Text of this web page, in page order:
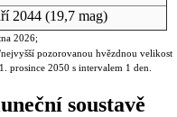
2044(19,7 mag)
2026;
pozorovanou hvězdnou velikost
prosince 2050 s intervalem 1 den.
soustavě